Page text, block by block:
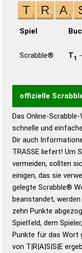
Spiel
Scrabble® T1 -
offizielle
Wortwurzel liefert
Wortanalyse-
Wortbedeutung,
Gültigkeit eines
bestimmen!
Wörterbücher sind:
Das Online-
schnelle und
Dir auch
TRASSE liefert! Um
vermeiden, sollten
einigen, das sie
gelegte Scrabble®
beanstandet,
zehn Punkte
Spielfeld, dem
Punkte für das Wort
von T|R|A|S|S|E